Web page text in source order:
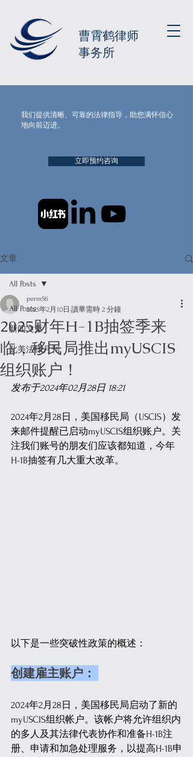
我们提供清晰、可靠的法律指导，助您满怀信心
地向前迈进。
立即预约咨询
曹霄鹤律师
事务所
文章
All Posts
新闻文章
北美法律月刊
All Posts
2025财年H-1B抽签季来
临，移民局推出myUSCIS
组织账户！
perm56
2025年2月10日 讀畢需時 2 分鐘
发布于2024年02月28日 18:21
2024年2月28日，美国移民局（USCIS）发
来邮件提醒已启动myUSCIS组织账户。关
注我们账号的朋友们应该都知道，今年
H-1B抽签有几大重大改革。
以下是一些突破性政策的概述：
创建雇主账户：
2024年2月28日，美国移民局启动了新的
myUSCIS组织帐户。该帐户将允许组织内
的多人及其法律代表协作和准备H-1B注
册、申请和加急处理服务，以提高H-1B申